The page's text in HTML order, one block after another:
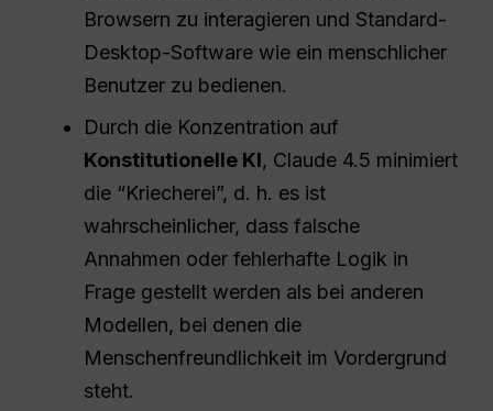
Browsern zu interagieren und Standard-
Desktop-Software wie ein menschlicher
Benutzer zu bedienen.
Durch die Konzentration auf
Konstitutionelle KI, Claude 4.5 minimiert
die “Kriecherei”, d. h. es ist
wahrscheinlicher, dass falsche
Annahmen oder fehlerhafte Logik in
Frage gestellt werden als bei anderen
Modellen, bei denen die
Menschenfreundlichkeit im Vordergrund
steht.